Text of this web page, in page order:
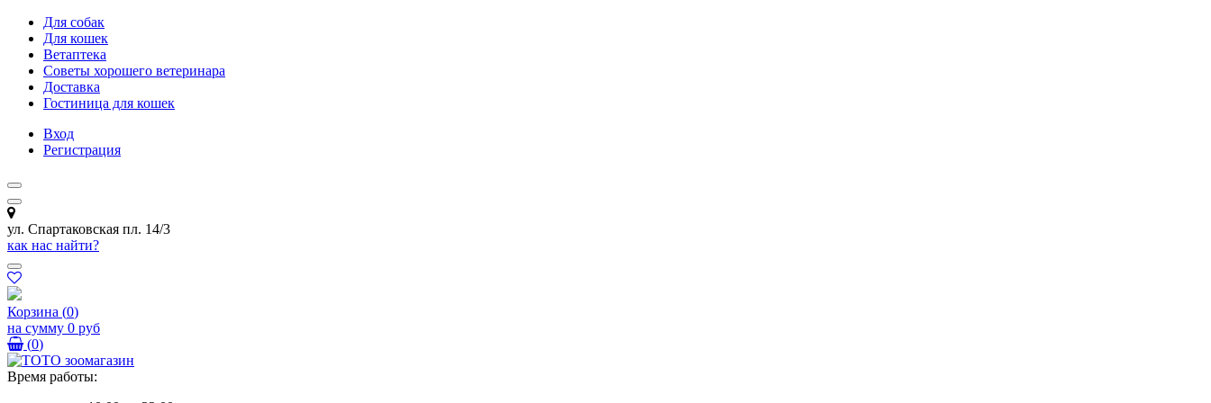
Для собак
Для кошек
Ветаптека
Советы хорошего ветеринара
Доставка
Гостиница для кошек
Вход
Регистрация
ул. Спартаковская пл. 14/3
как нас найти?
Корзина (0)
на сумму 0 руб
(0)
Время работы: